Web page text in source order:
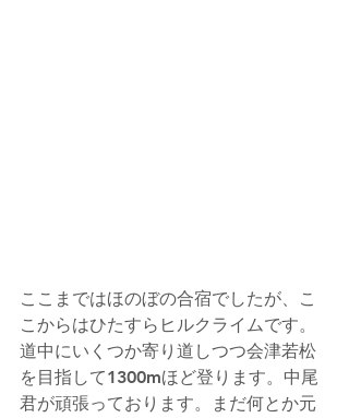
ここまではほのぼの合宿でしたが、こ
こからはひたすらヒルクライムです。
道中にいくつか寄り道しつつ会津若松
を目指して1300mほど登ります。中尾
君が頑張っております。まだ何とか元